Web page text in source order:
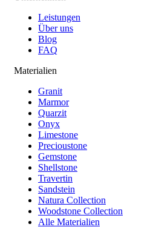
Leistungen
Über uns
Blog
FAQ
Materialien
Granit
Marmor
Quarzit
Onyx
Limestone
Precioustone
Gemstone
Shellstone
Travertin
Sandstein
Natura Collection
Woodstone Collection
Alle Materialien